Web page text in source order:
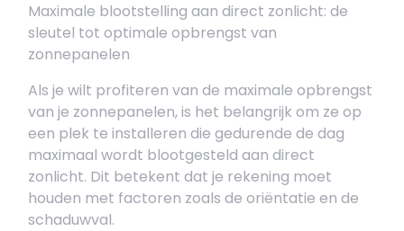
Maximale blootstelling aan direct zonlicht: de
sleutel tot optimale opbrengst van
zonnepanelen
Als je wilt profiteren van de maximale opbrengst
van je zonnepanelen, is het belangrijk om ze op
een plek te installeren die gedurende de dag
maximaal wordt blootgesteld aan direct
zonlicht. Dit betekent dat je rekening moet
houden met factoren zoals de oriëntatie en de
schaduwval.